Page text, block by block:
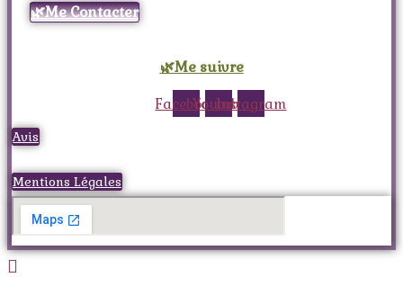
🌿Me Contacter
🌿Me suivre
FacebookYoutube
Instagram
Avis
Mentions Légales